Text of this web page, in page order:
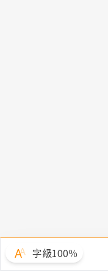
字級100％